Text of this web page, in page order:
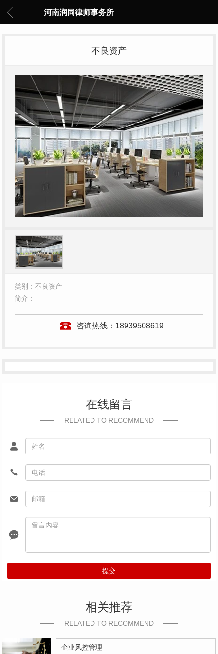
河南润同律师事务所
不良资产
类别：不良资产
简介：
咨询热线： 18939508619
在线留言
RELATED TO RECOMMEND
提交
相关推荐
RELATED TO RECOMMEND
企业风控管理